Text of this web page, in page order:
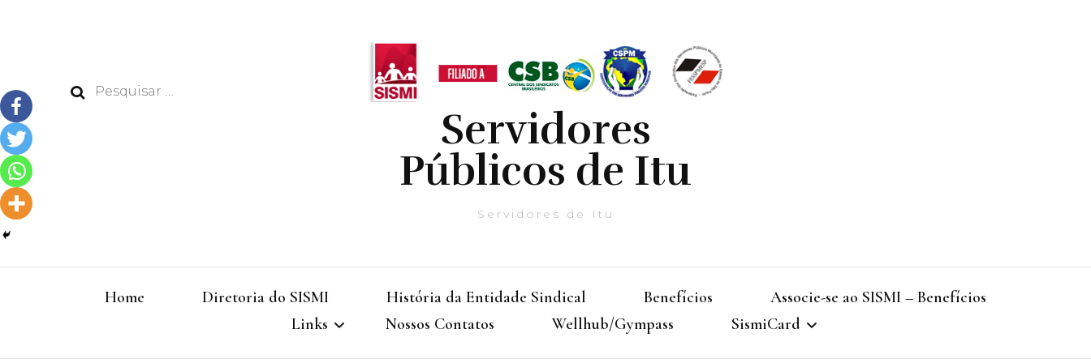
Pesquisar
Servidores
Públicos de Itu
Servidores de Itu
Home Diretoria do SISMI História da Entidade Sindical Benefícios
Associe-se ao SISMI – Benefícios
Links
Nossos Contatos Wellhub/Gympass SismiCard